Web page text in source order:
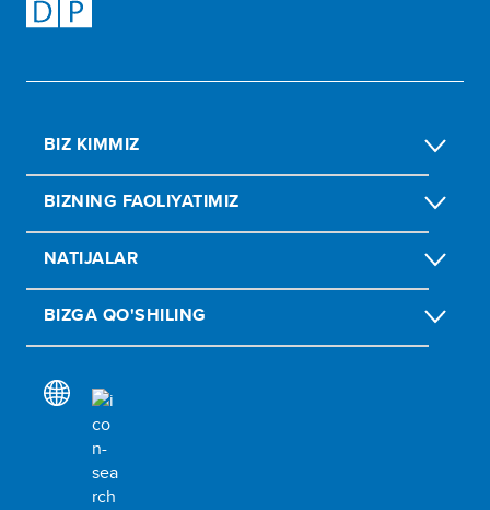
BIZ KIMMIZ
BIZNING FAOLIYATIMIZ
NATIJALAR
BIZGA QO'SHILING